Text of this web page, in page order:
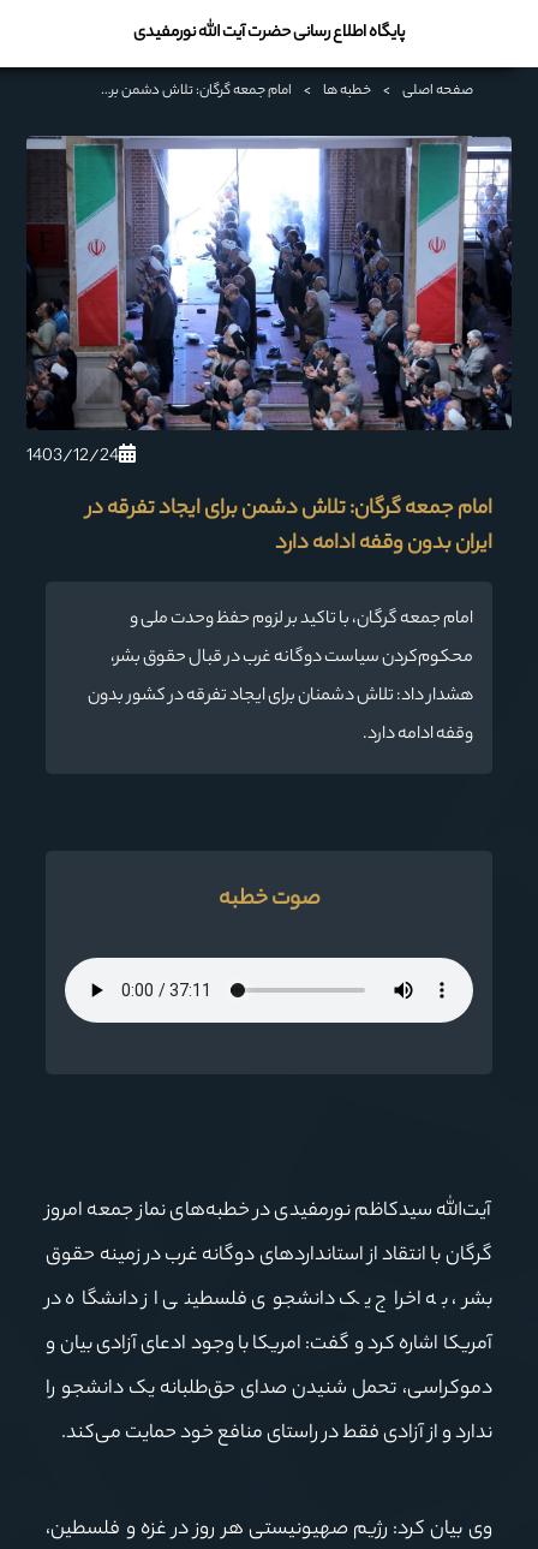
پایگاه اطلاع رسانی حضرت آیت الله نورمفیدی
صفحه اصلی > خطبه ها > امام جمعه گرگان: تلاش دشمن برای ایجاد تفرقه در ایران بدون وقفه ادامه دارد
1403/12/24
امام جمعه گرگان: تلاش دشمن برای ایجاد تفرقه در
ایران بدون وقفه ادامه دارد
امام جمعه گرگان، با تاکید بر لزوم حفظ وحدت ملی و
محکوم‌کردن سیاست‌ دوگانه غرب در قبال حقوق بشر،
هشدار داد: تلاش دشمنان برای ایجاد تفرقه در کشور بدون
وقفه ادامه دارد.
صوت خطبه
آیت‌الله سیدکاظم نورمفیدی در خطبه‌های نماز جمعه امروز
گرگان با انتقاد از استانداردهای دوگانه غرب در زمینه حقوق
بشر، به اخراج یک دانشجوی فلسطینی از دانشگاه در
آمریکا اشاره کرد و گفت: امریکا با وجود ادعای آزادی بیان و
دموکراسی، تحمل شنیدن صدای حق‌طلبانه یک دانشجو را
ندارد و از آزادی فقط در راستای منافع خود حمایت می‌کند.
وی بیان کرد: رژیم صهیونیستی هر روز در غزه و فلسطین،